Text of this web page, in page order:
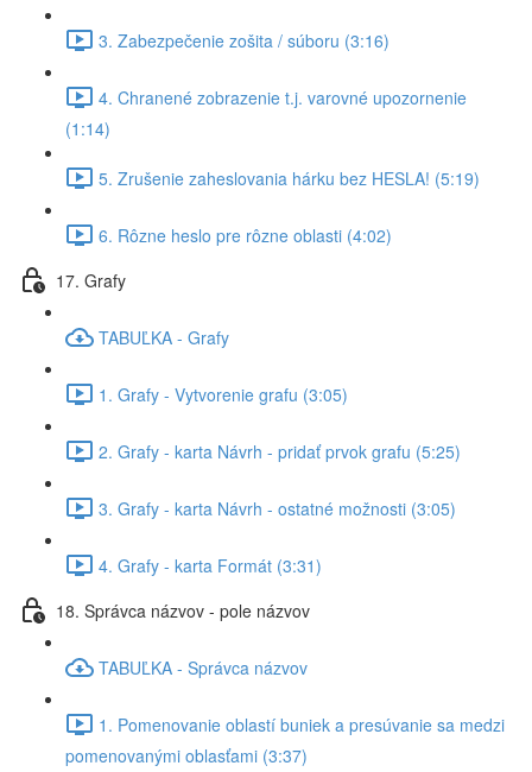
3. Zabezpečenie zošita / súboru (3:16)
4. Chranené zobrazenie t.j. varovné upozornenie
(1:14)
5. Zrušenie zaheslovania hárku bez HESLA! (5:19)
6. Rôzne heslo pre rôzne oblasti (4:02)
17. Grafy
TABUĽKA - Grafy
1. Grafy - Vytvorenie grafu (3:05)
2. Grafy - karta Návrh - pridať prvok grafu (5:25)
3. Grafy - karta Návrh - ostatné možnosti (3:05)
4. Grafy - karta Formát (3:31)
18. Správca názvov - pole názvov
TABUĽKA - Správca názvov
1. Pomenovanie oblastí buniek a presúvanie sa medzi
pomenovanými oblasťami (3:37)